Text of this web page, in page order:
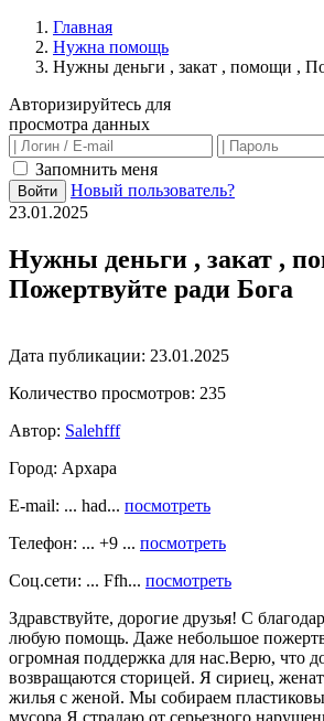
Главная
Нужна помощь
Нужны деньги , закат , помощи ,
Авторизируйтесь для
просмотра данных
Запомнить меня
Войти
Новый пользователь?
23.01.2025
Нужны деньги , закат ,
Пожертвуйте ради Бога
Дата публикации: 23.01.2025
Количество просмотров: 235
Автор: Salehfff
Город: Архара
E-mail: ... had... посмотреть
Телефон: ... +9 ... посмотреть
Соц.сети: ... Ffh... посмотреть
Здравствуйте, дорогие друзья! С
любую помощь. Даже небольшое
огромная поддержка для нас.Верю, что
возвращаются сторицей. Я сириец,
жилья с женой. Мы собираем
мусора.Я страдаю от серьезного